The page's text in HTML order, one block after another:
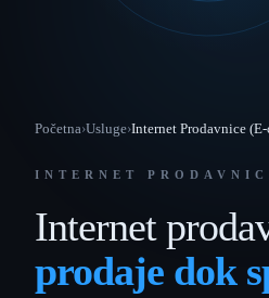
Početna›Usluge›Internet Prodavnice
INTERNET
Internet
prodaje dok